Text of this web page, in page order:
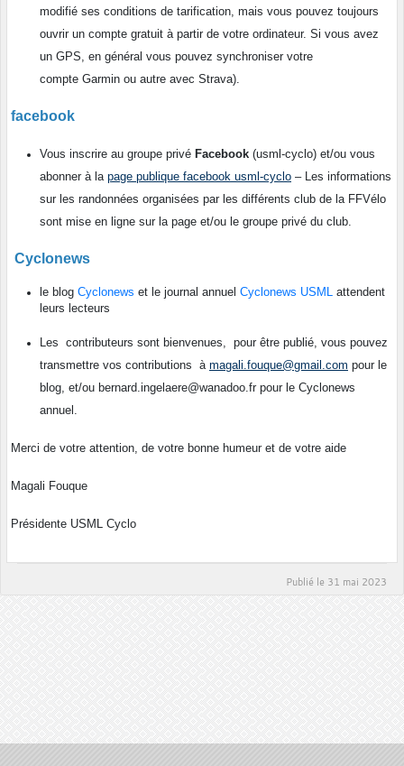
modifié ses conditions de tarification, mais vous pouvez toujours
ouvrir un compte gratuit à partir de votre ordinateur. Si vous avez
un GPS, en général vous pouvez synchroniser votre
compte Garmin ou autre avec Strava).
facebook
Vous inscrire au groupe privé Facebook (usml-cyclo) et/ou vous
abonner à la page publique facebook usml-cyclo – Les informations
sur les randonnées organisées par les différents club de la FFVélo
sont mise en ligne sur la page et/ou le groupe privé du club.
Cyclonews
le blog Cyclonews et le journal annuel Cyclonews USML attendent
leurs lecteurs
Les contributeurs sont bienvenues,
pour être publié, vous pouvez
transmettre vos contributions à magali.fouque@gmail.com pour le
blog, et/ou bernard.ingelaere@wanadoo.fr pour le Cyclonews
annuel.
Merci de votre attention, de votre bonne humeur et de votre aide
Magali Fouque
Présidente USML Cyclo
Publié le 31 mai 2023